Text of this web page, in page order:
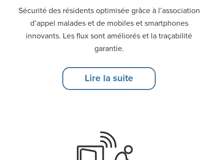
Sécurité des résidents optimisée grâce à l’association
d’appel malades et de mobiles et smartphones
innovants. Les flux sont améliorés et la traçabilité
garantie.
Lire la suite